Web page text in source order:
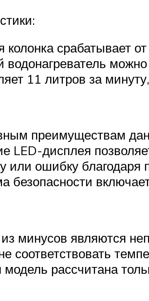
колонка срабатывает
можно
11 литров за
преимуществам
LED-дисплея
или ошибку благодаря
безопасности
минусов являются
соответствовать
рассчитана